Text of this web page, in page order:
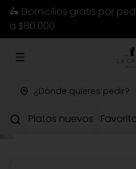
🛵 Domicilios gratis por
a $80.000
Abrir menu de navegación
¿Dónde quieres pedir?
Platos nuevos